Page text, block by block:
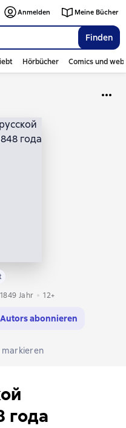
Finden
Anmelden Meine Bücher
Hörbücher Comics und
1849 Jahr 12+
abonnieren
markieren
года